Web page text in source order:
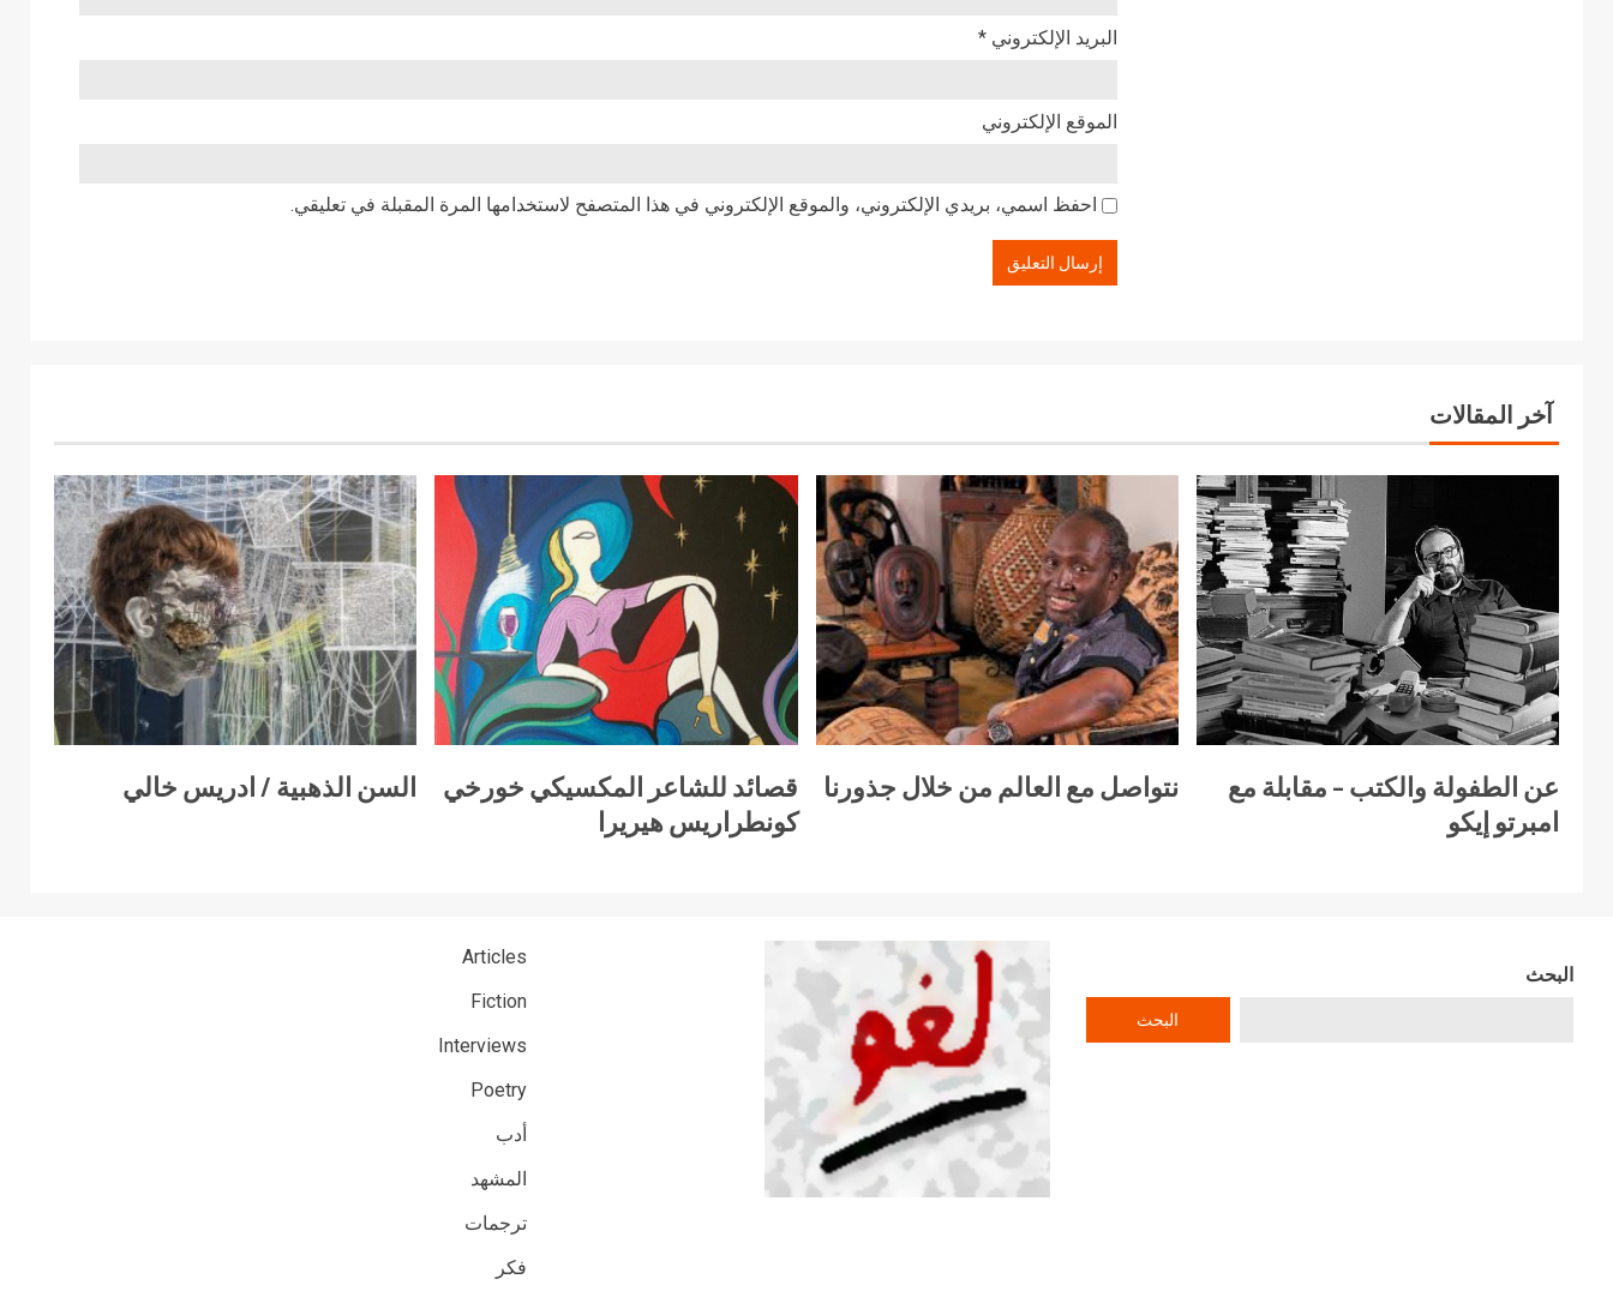
البريد الإلكتروني *
الموقع الإلكتروني
احفظ اسمي، بريدي الإلكتروني، والموقع الإلكتروني في هذا المتصفح لاستخدامها المرة المقبلة في تعليقي.
آخر المقالات
عن الطفولة والكتب – مقابلة مع
امبرتو إيكو
نتواصل مع العالم من خلال جذورنا
قصائد للشاعر المكسيكي خورخي
كونطراريس هيريرا
السن الذهبية / ادريس خالي
Articles
Fiction
Interviews
Poetry
أدب
المشهد
ترجمات
فكر
البحث
البحث